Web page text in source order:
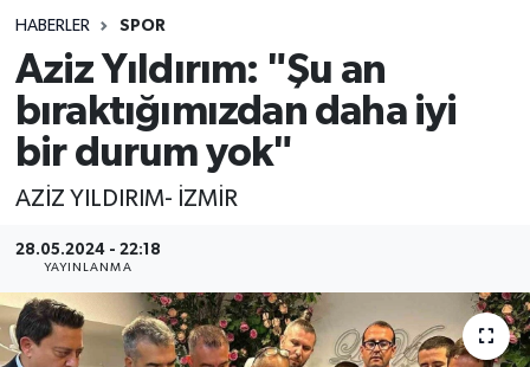
HABERLER SPOR
Aziz Yıldırım: "Şu an
bıraktığımızdan daha iyi
bir durum yok"
AZİZ YILDIRIM- İZMİR
28.05.2024 - 22:18
YAYINLANMA
EKONOMİ
SPOR
SAĞLIK
MAGAZİN
Süper Lig Puan Durumu ve Fikstür
Tüm Manşetler
Son Dakika Haberleri